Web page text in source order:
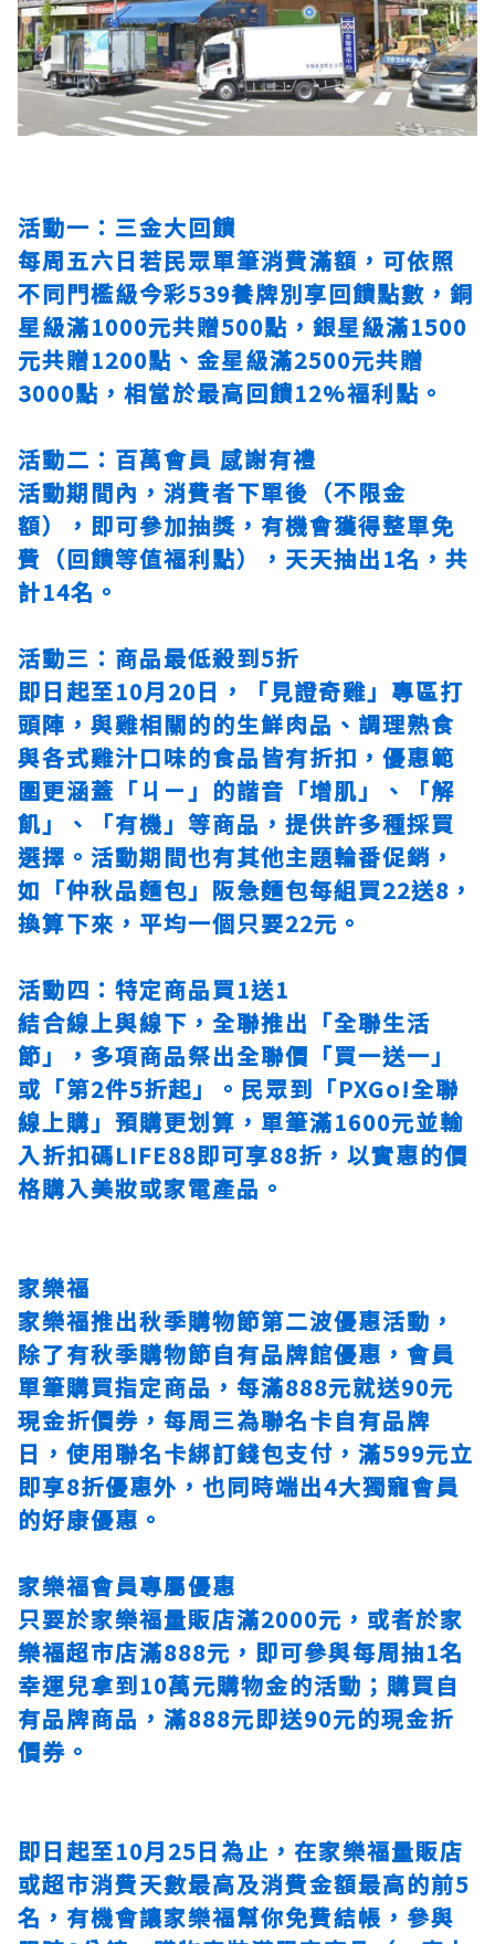
活動一：三金大回饋
每周五六日若民眾單筆消費滿額，可依照
不同門檻級今彩539養牌別享回饋點數，銅
星級滿1000元共贈500點，銀星級滿1500
元共贈1200點、金星級滿2500元共贈
3000點，相當於最高回饋12%福利點。
活動二：百萬會員 感謝有禮
活動期間內，消費者下單後（不限金
額），即可參加抽獎，有機會獲得整單免
費（回饋等值福利點），天天抽出1名，共
計14名。
活動三：商品最低殺到5折
即日起至10月20日，「見證奇雞」專區打
頭陣，與雞相關的的生鮮肉品、調理熟食
與各式雞汁口味的食品皆有折扣，優惠範
圍更涵蓋「ㄐㄧ」的諧音「增肌」、「解
飢」、「有機」等商品，提供許多種採買
選擇。活動期間也有其他主題輪番促銷，
如「仲秋品麵包」阪急麵包每組買22送8，
換算下來，平均一個只要22元。
活動四：特定商品買1送1
結合線上與線下，全聯推出「全聯生活
節」，多項商品祭出全聯價「買一送一」
或「第2件5折起」。民眾到「PXGo!全聯
線上購」預購更划算，單筆滿1600元並輸
入折扣碼LIFE88即可享88折，以實惠的價
格購入美妝或家電產品。
家樂福
家樂福推出秋季購物節第二波優惠活動，
除了有秋季購物節自有品牌館優惠，會員
單筆購買指定商品，每滿888元就送90元
現金折價券，每周三為聯名卡自有品牌
日，使用聯名卡綁訂錢包支付，滿599元立
即享8折優惠外，也同時端出4大獨寵會員
的好康優惠。
家樂福會員專屬優惠
只要於家樂福量販店滿2000元，或者於家
樂福超市店滿888元，即可參與每周抽1名
幸運兒拿到10萬元購物金的活動；購買自
有品牌商品，滿888元即送90元的現金折
價券。
即日起至10月25日為止，在家樂福量販店
或超市消費天數最高及消費金額最高的前5
名，有機會讓家樂福幫你免費結帳，參與